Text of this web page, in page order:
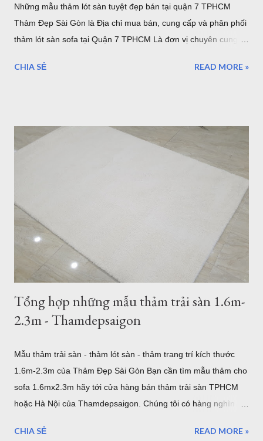
Những mẫu thảm lót sàn tuyệt đẹp bán tại quận 7 TPHCM
Thảm Đẹp Sài Gòn là Địa chỉ mua bán, cung cấp và phân phối
thảm lót sàn sofa tại Quận 7 TPHCM Là đơn vị chuyên cung
Tân Quy Quận 7. Vừa là showroom trưng bày sản phẩm, vừa
Thảm lót sàn quận 7 - ghé xem 500 mẫu thảm cao cấp đến từ
Thổ Nhĩ Kỳ Với hơn 500 mẫu thảm trải sàn, từ hiện đại đến cổ
điển, tân cổ điển, thảm lót sàn quận 7 sẽ là sự lựa chọn tốt
TPHCM Thảm Sợi Ngắn Quận 7 I0001 Mẫu thảm hiện đại
Thảm Sợi Ngắn I0002 Thảm Lót sàn quận 7 I0003 Thảm trải
sàn quận 7 I0006 Thảm lót sàn bán tại quận 7 I0016 5 mẫu
thảm lông xù bán t...
CHIA SẺ READ MORE »
Tổng hợp những mẫu thảm trải sàn 1.6m-
2.3m - Thamdepsaigon
Mẫu thảm trải sàn - thảm lót sàn - thảm trang trí kích thước
1.6m-2.3m của Thảm Đẹp Sài Gòn Bạn cần tìm mẫu thảm cho
sofa 1.6mx2.3m hãy tới cửa hàng bán thảm trải sàn TPHCM
hoặc Hà Nội của Thamdepsaigon. Chúng tôi có hàng nghìn
phòng khách, phòng ngủ, phòng ăn... mẫu thảm cho sofa
CHIA SẺ READ MORE »